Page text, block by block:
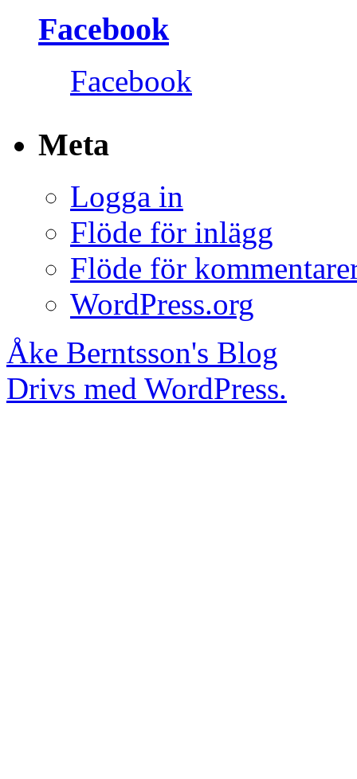
Facebook
Facebook
Meta
Logga in
Flöde för inlägg
Flöde för
WordPress.org
Åke Berntsson's Blog
Drivs med WordPress.